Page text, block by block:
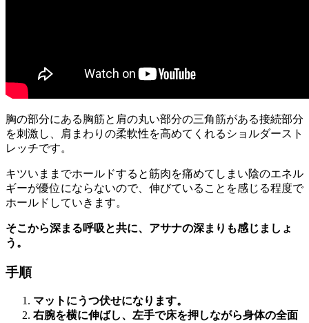
胸の部分にある胸筋と肩の丸い部分の三角筋がある接続部分
を刺激し、
肩まわりの柔軟性を高めてくれるショルダースト
レッチです。
キツいままでホールドすると筋肉を痛めてしまい陰のエネル
ギーが優位にならないので、伸びていることを感じる程度で
ホールドしていきます。
そこから深まる呼吸と共に、アサナの深まりも感じましょ
う。
手順
マットにうつ伏せになります。
右腕を横に伸ばし、左手で床を押しながら身体の全面